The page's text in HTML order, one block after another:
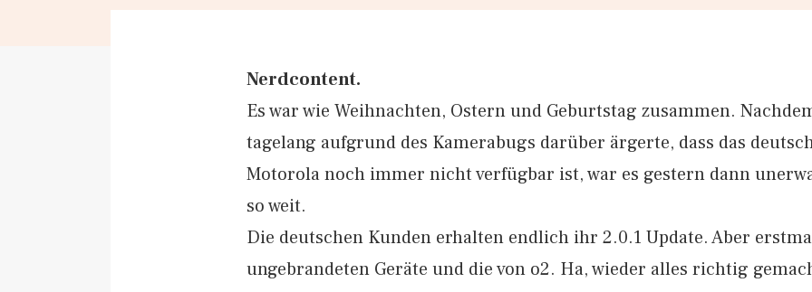
Nerdcontent.
Es war wie Weihnachten, Ostern und Geburtstag zusammen.
tagelang aufgrund des Kamerabugs darüber ärgerte, dass das
Motorola noch immer nicht verfügbar ist, war es gestern dann
so weit.
Die deutschen Kunden erhalten endlich ihr 2.0.1 Update. Aber
ungebrandeten Geräte und die von o2. Ha, wieder alles richtig